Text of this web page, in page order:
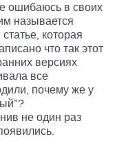
ошибаюсь в своих
называется
которая
что так этот
версиях
все
почему же у
не один раз